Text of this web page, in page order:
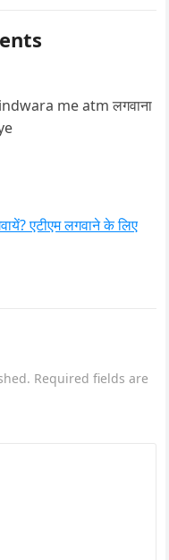
me atm लगवाना
एटीएम लगवाने के लिए
Required fields are